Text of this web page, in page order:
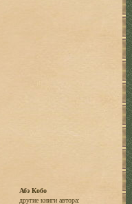
Абэ Кобо
другие книги автора: